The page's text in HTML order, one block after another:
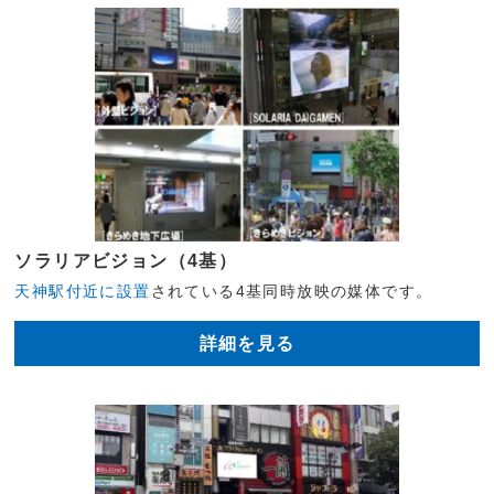
ソラリアビジョン（4基）
天神駅付近に設置されている4基同時放映の媒体です。
詳細を見る